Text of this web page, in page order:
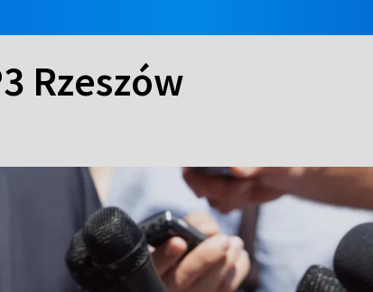
Rzeszów